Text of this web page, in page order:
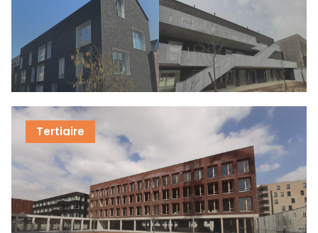
Tertiaire